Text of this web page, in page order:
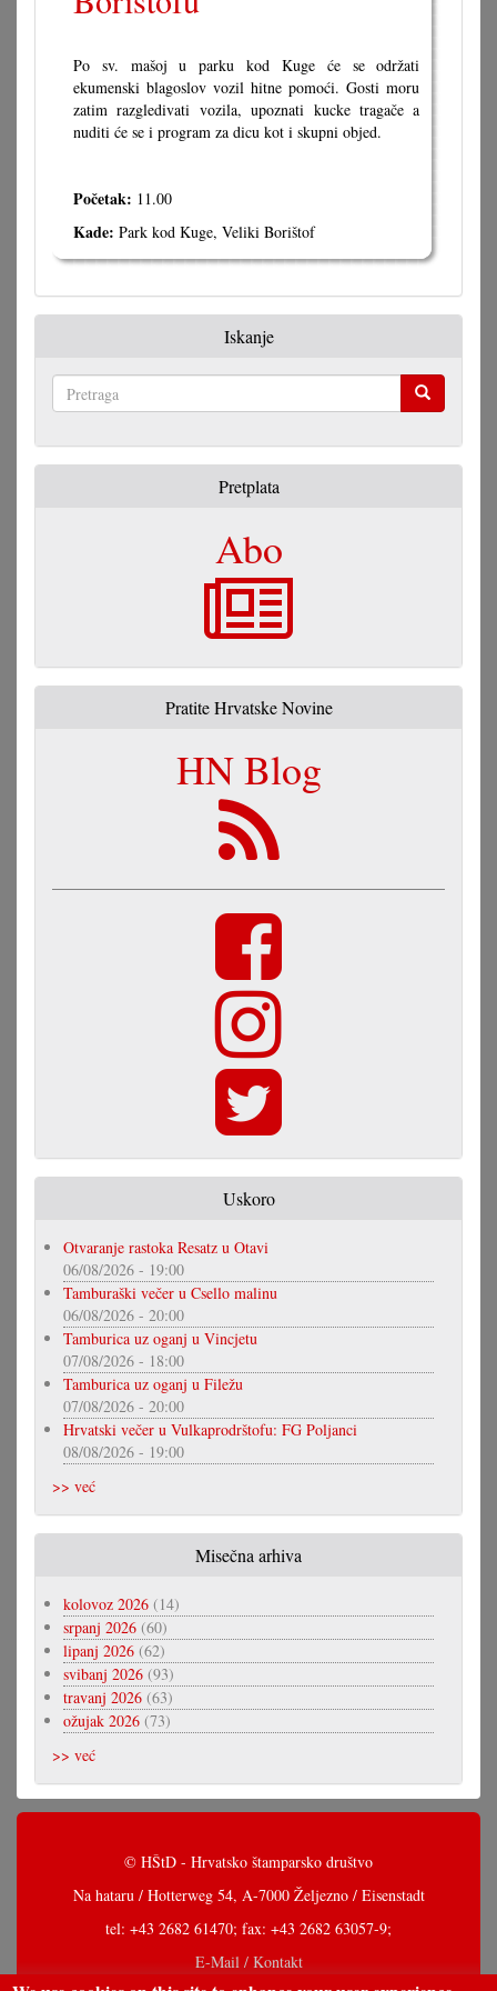
Po sv. mašoj u parku kod Kuge će se održati
ekumenski blagoslov vozil hitne pomoći. Gosti moru
zatim razgledivati vozila, upoznati kucke tragače a
nuditi će se i program za dicu kot i skupni objed.
Početak: 11.00
Kade: Park kod Kuge, Veliki Borištof
Iskanje
Pretplata
Abo
Pratite Hrvatske Novine
HN Blog
Uskoro
Otvaranje rastoka Resatz u Otavi
06/08/2026 - 19:00
Tamburaški večer u Csello malinu
06/08/2026 - 20:00
Tamburica uz oganj u Vincjetu
07/08/2026 - 18:00
Tamburica uz oganj u Filežu
07/08/2026 - 20:00
Hrvatski večer u Vulkaprodrštofu: FG Poljanci
08/08/2026 - 19:00
>> već
Misečna arhiva
kolovoz 2026 (14)
srpanj 2026 (60)
lipanj 2026 (62)
svibanj 2026 (93)
travanj 2026 (63)
ožujak 2026 (73)
>> već
© HŠtD - Hrvatsko štamparsko društvo
Na hataru / Hotterweg 54, A-7000 Željezno / Eisenstadt
tel: +43 2682 61470; fax: +43 2682 63057-9;
E-Mail / Kontakt